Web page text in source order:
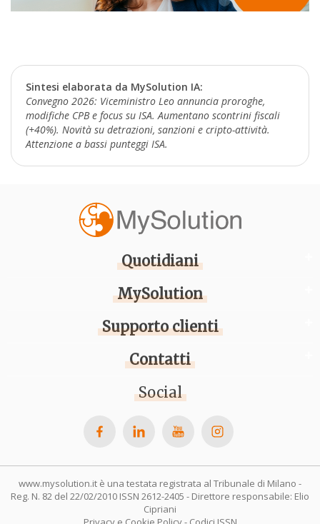
Sintesi elaborata da MySolution IA:
Convegno 2026: Viceministro Leo annuncia proroghe,
modifiche CPB e focus su ISA. Aumentano scontrini fiscali
(+40%). Novità su detrazioni, sanzioni e cripto-attività.
Attenzione a bassi punteggi ISA.
Quotidiani
MySolution
Supporto clienti
Contatti
Social
www.mysolution.it è una testata registrata al Tribunale di Milano -
Reg. N. 82 del 22/02/2010 ISSN 2612-2405 - Direttore responsabile: Elio
Cipriani